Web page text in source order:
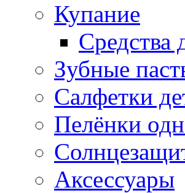
Купание
Средства
Зубные
Салфетки
Пелёнки
Аксессуары